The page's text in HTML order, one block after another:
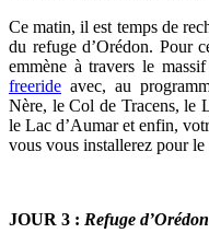
Ce matin, il est temps de
du refuge d’Orédon. Pour
emmène à travers le
freeride avec, au
Nère, le Col de Tracens, le
le Lac d’Aumar et enfin,
vous vous installerez pour
JOUR 3 : Refuge